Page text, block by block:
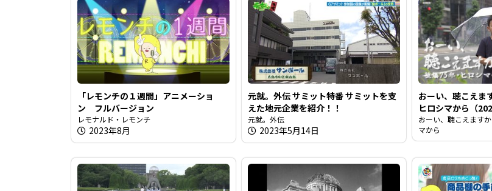
「レモンチの１週間」アニメーショ
ン フルバージョン
レモナルド・レモンチ
2023年8月
元就。外伝 サミット特番 サミットを支
えた地元企業を紹介！！
元就。外伝
2023年5月14日
おーい、聴こえ
ヒロシマから（
おーい、聴こえます
マから